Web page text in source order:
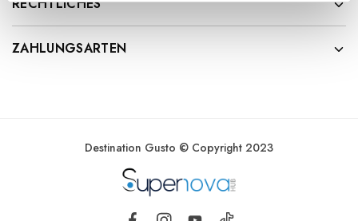
ZAHLUNGSARTEN
Destination Gusto © Copyright 2023